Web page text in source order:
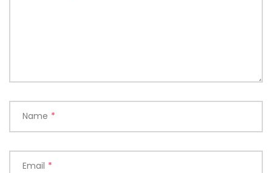
Name *
Email *